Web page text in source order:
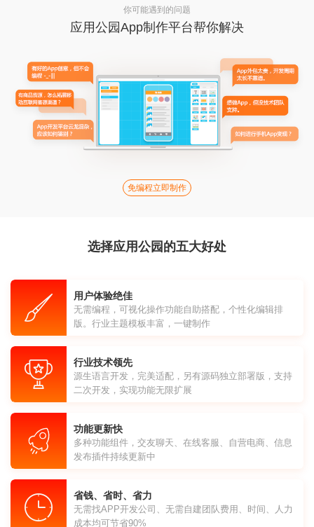
你可能遇到的问题
应用公园App制作平台帮你解决
免编程立即制作
选择应用公园的五大好处
用户体验绝佳
无需编程，可视化操作功能自助搭配，个性化编辑排
版。行业主题模板丰富，一键制作
行业技术领先
源生语言开发，完美适配，另有源码独立部署版，支持
二次开发，实现功能无限扩展
功能更新快
多种功能组件，交友聊天、在线客服、自营电商、信息
发布插件持续更新中
省钱、省时、省力
无需找APP开发公司、无需自建团队费用、时间、人力
成本均可节省90%